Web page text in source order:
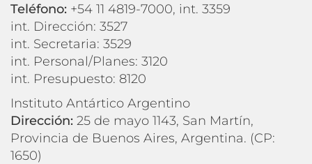
Teléfono: +54 11 4819-7000, int. 3359
int. Dirección: 3527
int. Secretaria: 3529
int. Personal/Planes: 3120
int. Presupuesto: 8120
Instituto Antártico Argentino
Dirección: 25 de mayo 1143, San Martín,
Provincia de Buenos Aires, Argentina. (CP:
1650)